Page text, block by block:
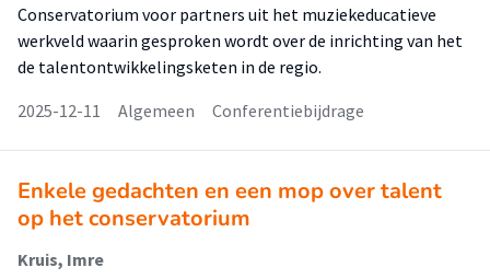
Conservatorium voor partners uit het muziekeducatieve
werkveld waarin gesproken wordt over de inrichting van het
de talentontwikkelingsketen in de regio.
2025-12-11
Algemeen Conferentiebijdrage
Enkele gedachten en een mop over talent
op het conservatorium
Kruis, Imre